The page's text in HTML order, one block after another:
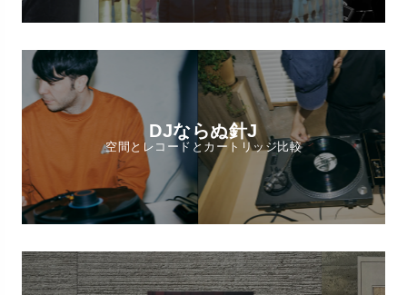
DJならぬ針J
空間とレコードとカートリッジ比較